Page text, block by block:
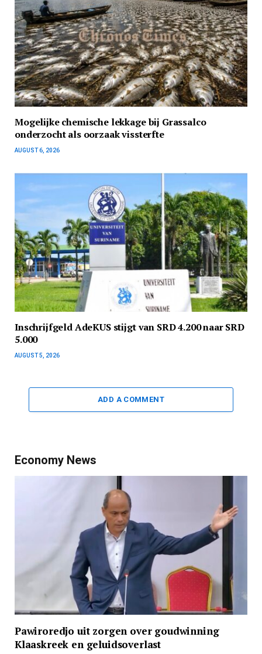
Mogelijke chemische lekkage bij Grassalco
onderzocht als oorzaak vissterfte
AUGUST 6, 2026
Inschrijfgeld AdeKUS stijgt van SRD 4.200 naar SRD
5.000
AUGUST 5, 2026
ADD A COMMENT
Economy News
Pawiroredjo uit zorgen over goudwinning
Klaaskreek en geluidsoverlast